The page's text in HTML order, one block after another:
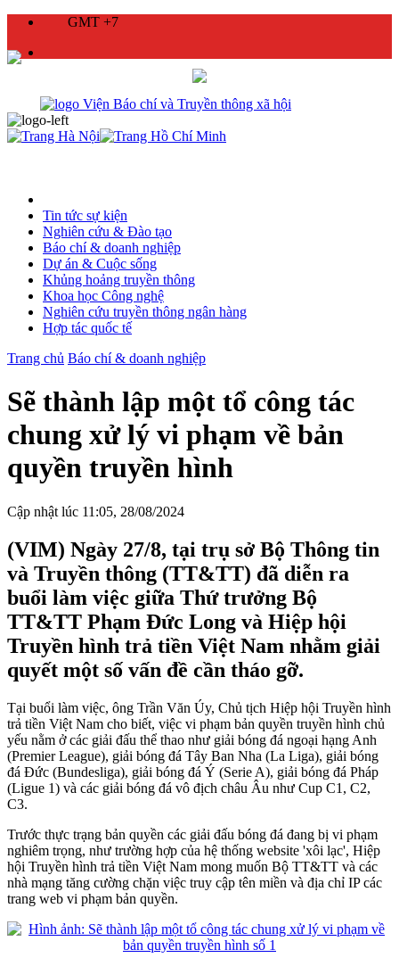
GMT +7
Tin tức sự kiện
Nghiên cứu & Đào tạo
Báo chí & doanh nghiệp
Dự án & Cuộc sống
Khủng hoảng truyền thông
Khoa học Công nghệ
Nghiên cứu truyền thông ngân hàng
Hợp tác quốc tế
Trang chủ Báo chí & doanh nghiệp
Sẽ thành lập một tổ công tác
chung xử lý vi phạm về bản
quyền truyền hình
Cập nhật lúc 11:05, 28/08/2024
(VIM) Ngày 27/8, tại trụ sở Bộ Thông tin
và Truyền thông (TT&TT) đã diễn ra
buổi làm việc giữa Thứ trưởng Bộ
TT&TT Phạm Đức Long và Hiệp hội
Truyền hình trả tiền Việt Nam nhằm giải
quyết một số vấn đề cần tháo gỡ.
Tại buổi làm việc, ông Trần Văn Úy, Chủ tịch Hiệp hội Truyền hình
trả tiền Việt Nam cho biết, việc vi phạm bản quyền truyền hình chủ
yếu nằm ở các giải đấu thể thao như giải bóng đá ngoại hạng Anh
(Premier League), giải bóng đá Tây Ban Nha (La Liga), giải bóng
đá Đức (Bundesliga), giải bóng đá Ý (Serie A), giải bóng đá Pháp
(Ligue 1) và các giải bóng đá vô địch châu Âu như Cup C1, C2,
C3.
Trước thực trạng bản quyền các giải đấu bóng đá đang bị vi phạm
nghiêm trọng, như trường hợp của hệ thống website 'xôi lạc', Hiệp
hội Truyền hình trả tiền Việt Nam mong muốn Bộ TT&TT và các
nhà mạng tăng cường chặn việc truy cập tên miền và địa chỉ IP các
trang web vi phạm bản quyền.